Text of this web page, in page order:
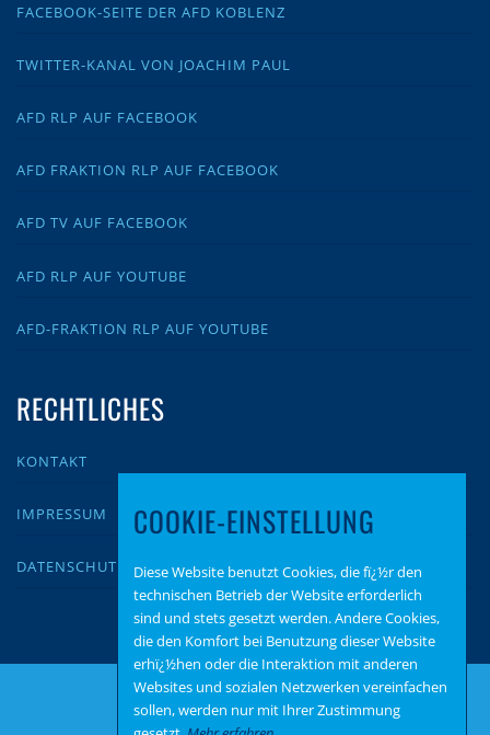
FACEBOOK-SEITE DER AFD KOBLENZ
TWITTER-KANAL VON JOACHIM PAUL
AFD RLP AUF FACEBOOK
AFD FRAKTION RLP AUF FACEBOOK
AFD TV AUF FACEBOOK
AFD RLP AUF YOUTUBE
AFD-FRAKTION RLP AUF YOUTUBE
RECHTLICHES
KONTAKT
IMPRESSUM
DATENSCHUTZ
COOKIE-EINSTELLUNG
Diese Website benutzt Cookies, die fï¿½r den
technischen Betrieb der Website erforderlich
sind und stets gesetzt werden. Andere Cookies,
die den Komfort bei Benutzung dieser Website
erhï¿½hen oder die Interaktion mit anderen
Websites und sozialen Netzwerken vereinfachen
sollen, werden nur mit Ihrer Zustimmung